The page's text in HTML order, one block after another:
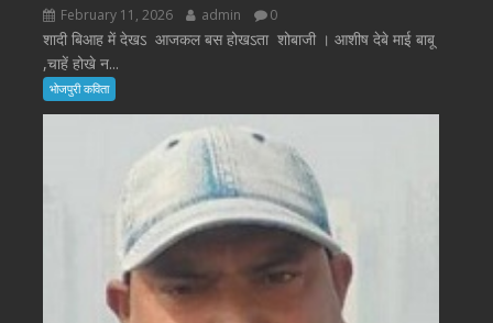
February 11, 2026 admin 0
शादी बिआह में देखऽ आजकल बस होखऽता शोबाजी । आशीष देबे माई बाबू
,चाहें होखे न...
भोजपुरी कविता